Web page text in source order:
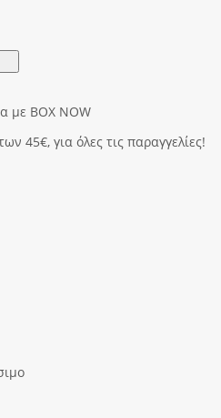
με BOX NOW
για όλες τις παραγγελίες!